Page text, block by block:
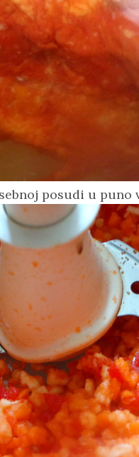
posudi u puno